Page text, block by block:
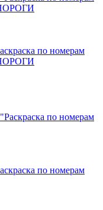
по номерам
по номерам